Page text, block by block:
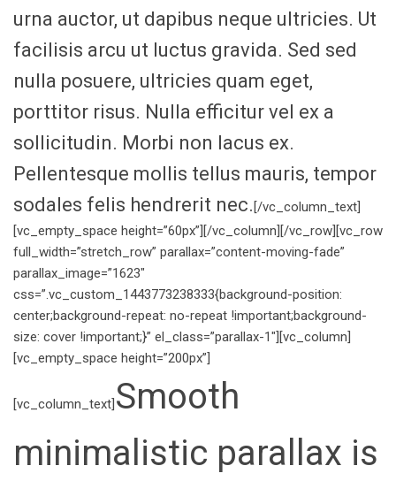
urna auctor, ut dapibus neque ultricies. Ut
facilisis arcu ut luctus gravida. Sed sed
nulla posuere, ultricies quam eget,
porttitor risus. Nulla efficitur vel ex a
sollicitudin. Morbi non lacus ex.
Pellentesque mollis tellus mauris, tempor
sodales felis hendrerit nec. [/vc_column_text]
[vc_empty_space height=”60px”][/vc_column][/vc_row][vc_row
full_width=”stretch_row” parallax=”content-moving-fade”
parallax_image=”1623″
css=”.vc_custom_1443773238333{background-position:
center;background-repeat: no-repeat !important;background-
size: cover !important;}” el_class=”parallax-1″][vc_column]
[vc_empty_space height=”200px”]
[vc_column_text] Smooth
minimalistic parallax is